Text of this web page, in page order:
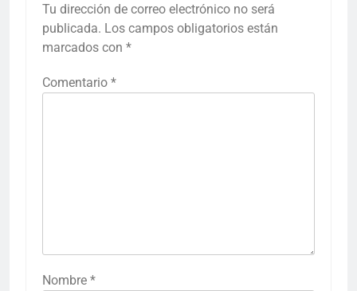
Tu dirección de correo electrónico no será
publicada. Los campos obligatorios están
marcados con *
Comentario *
Nombre *